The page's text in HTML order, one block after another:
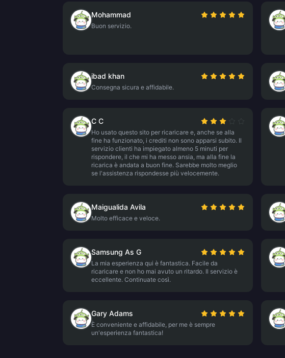
Mohammad
Buon servizio.
ibad khan
Consegna sicura e affidabile.
C C
Ho usato questo sito per ricaricare e, anche se alla
fine ha funzionato, i crediti non sono apparsi subito. Il
servizio clienti ha impiegato almeno 5 minuti per
rispondere, il che mi ha messo ansia, ma alla fine la
ricarica è andata a buon fine. Sarebbe molto meglio
se l'assistenza rispondesse più velocemente.
Maigualida Avila
Molto efficace e veloce.
Samsung As G
La mia esperienza qui è fantastica. Facile da
ricaricare e non ho mai avuto un ritardo. Il servizio è
eccellente. Continuate così.
Gary Adams
È conveniente e affidabile, per me è sempre
un'esperienza fantastica!